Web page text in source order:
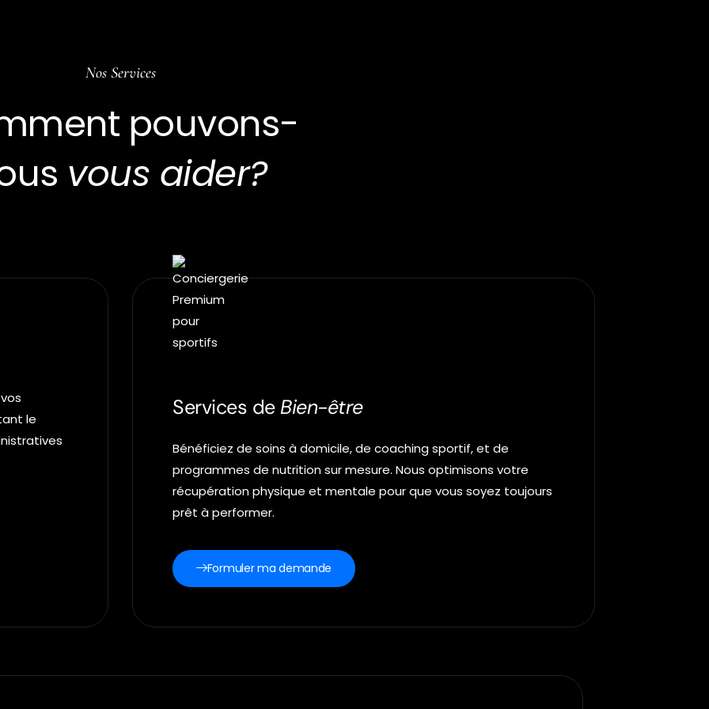
Nos Services
pouvons-
vous aider?
le
Services deBien-être
Bénéficiez de soins à domicile, de coaching sportif, et de
programmes de nutrition sur mesure. Nous optimisons votre
récupération physique et mentale pour que vous soyez toujours
prêt à performer.
Formuler ma demande